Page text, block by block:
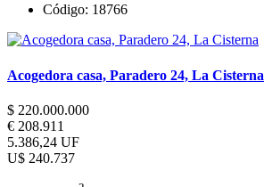
Código: 18766
Acogedora casa, Paradero 24, La Cisterna
$ 220.000.000
€ 208.911
5.386,24 UF
U$ 240.737